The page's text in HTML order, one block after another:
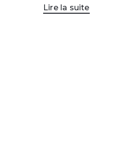
Lire la suite